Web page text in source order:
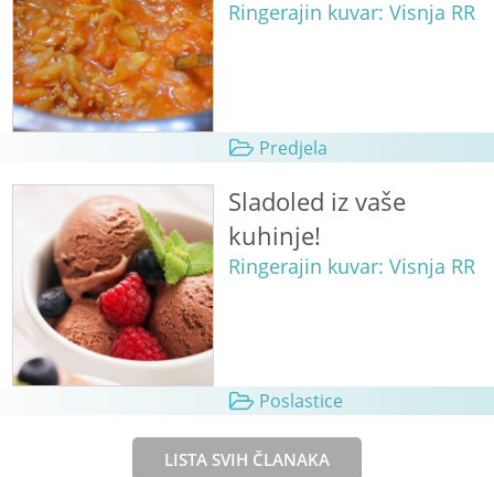
Ringerajin kuvar: Visnja RR
Predjela
Sladoled iz vaše
kuhinje!
Ringerajin kuvar: Visnja RR
Poslastice
LISTA SVIH ČLANAKA